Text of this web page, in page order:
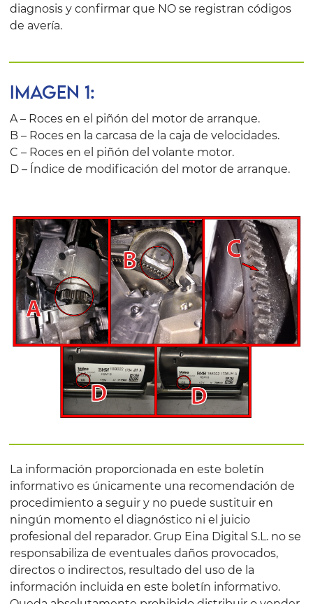
diagnosis y confirmar que NO se registran códigos
de avería.
IMAGEN 1:
A – Roces en el piñón del motor de arranque.
B – Roces en la carcasa de la caja de velocidades.
C – Roces en el piñón del volante motor.
D – Índice de modificación del motor de arranque.
La información proporcionada en este boletín
informativo es únicamente una recomendación de
procedimiento a seguir y no puede sustituir en
ningún momento el diagnóstico ni el juicio
profesional del reparador. Grup Eina Digital S.L. no se
responsabiliza de eventuales daños provocados,
directos o indirectos, resultado del uso de la
información incluida en este boletín informativo.